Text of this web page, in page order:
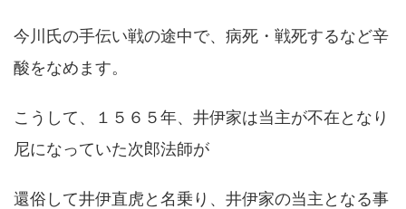
今川氏の手伝い戦の途中で、病死・戦死するなど辛
酸をなめます。
こうして、１５６５年、井伊家は当主が不在となり
尼になっていた次郎法師が
還俗して井伊直虎と名乗り、井伊家の当主となる事